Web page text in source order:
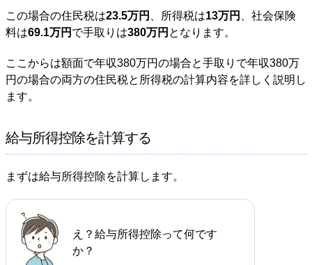
この場合の住民税は23.5万円 、所得税は13万円
、社会保険
料は69.1万円 で手取りは380万円 となります。
ここからは額面で年収380万円の場合と手取りで年収380万
円の場合の両方の住民税と所得税の計算内容を詳しく説明し
ます。
給与所得控除を計算する
まずは給与所得控除を計算します。
え？給与所得控除って何です
か？